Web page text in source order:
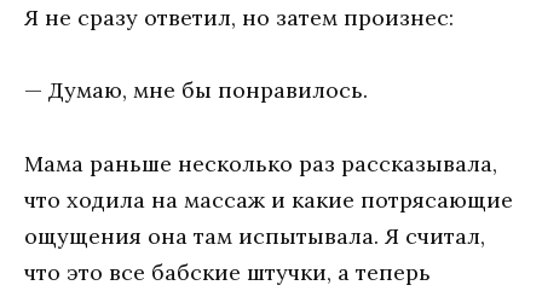
Я не сразу ответил, но затем произнес:
— Думаю, мне бы понравилось.
Мама раньше несколько раз рассказывала,
что ходила на массаж и какие потрясающие
ощущения она там испытывала. Я считал,
что это все бабские штучки, а теперь